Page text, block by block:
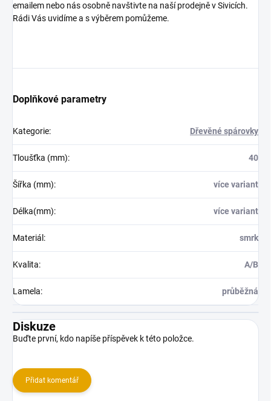
emailem nebo nás osobně navštivte na naší prodejně v Sivicích.
Rádi Vás uvidíme a s výběrem pomůžeme.
Doplňkové parametry
Kategorie: Dřevěné spárovky
Tloušťka (mm): 40
Šířka (mm): více variant
Délka(mm): více variant
Materiál : smrk
Kvalita: A/B
Lamela: průběžná
Diskuze
Buďte první, kdo napíše příspěvek k této položce.
Přidat komentář